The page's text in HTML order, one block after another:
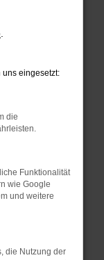
deine
einem
Stand
uns eingesetzt:
die
Funktionalität
wie Google
und weitere
die Nutzung der